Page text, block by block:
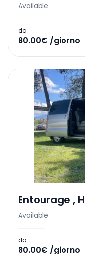
Available
da
80.00€ /giorno
Entourage ,
Available
da
80.00€ /giorno